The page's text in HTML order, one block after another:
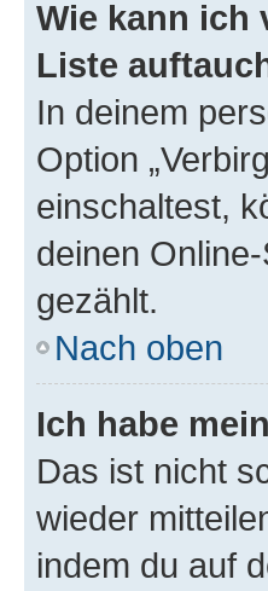
Wie kann ich
Liste
In deinem
Option
einschaltest,
deinen
gezählt.
Nach oben
Ich habe
Das ist nicht
wieder
indem du auf